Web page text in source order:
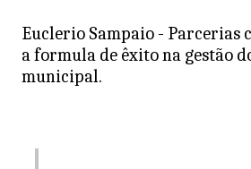
at
s
A
c
e
b
itt
er
ai
l
Euclerio Sampaio - Parcerias
a formula de êxito na gestão
municipal.